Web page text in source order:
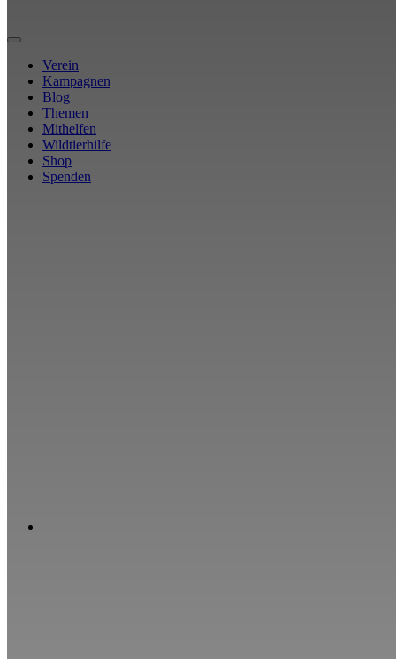
Verein
Kampagnen
Blog
Themen
Mithelfen
Wildtierhilfe
Shop
Spenden